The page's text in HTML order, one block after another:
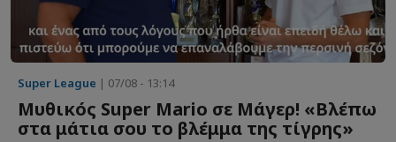
Super League | 07/08 - 13:14
Μυθικός Super Mario σε Μάγερ! «Βλέπω
στα μάτια σου το βλέμμα της τίγρης»